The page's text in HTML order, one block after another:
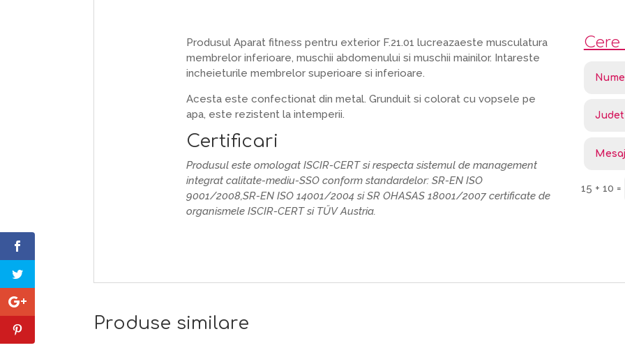
Produsul Aparat fitness pentru exterior F.21.01 lucreazaeste musculatura
membrelor inferioare, muschii abdomenului si muschii mainilor. Intareste
incheieturile membrelor superioare si inferioare.
Acesta este confectionat din metal. Grunduit si colorat cu vopsele pe
apa, este rezistent la intemperii.
Certificari
Produsul este omologat ISCIR-CERT si respecta sistemul de management
integrat calitate-mediu-SSO conform standardelor: SR-EN ISO
9001/2008,SR-EN ISO 14001/2004 si SR OHASAS 18001/2007 certificate de
organismele ISCIR-CERT si TŰV Austria.
Cere
15 + 10 =
Produse similare